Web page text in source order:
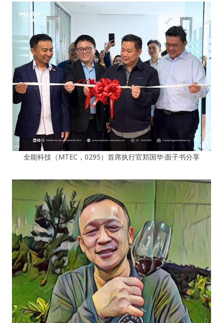
全能科技（MTEC，0295）首席执行官郑国华·面子书分享